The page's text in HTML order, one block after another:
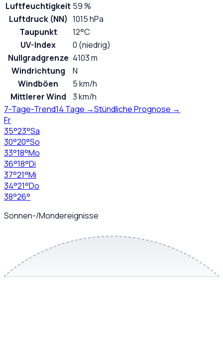
Luftfeuchtigkeit 59 %
Luftdruck (NN) 1015 hPa
Taupunkt
12°C
UV-Index
0 (niedrig)
Nullgradgrenze 4103 m
Windrichtung
N
Windböen
5 km/h
Mittlerer Wind
3 km/h
7-Tage-Trend14 Tage →Stündliche Prognose →
Fr
35°23°Sa
30°20°So
33°18°Mo
36°18°Di
37°21°Mi
34°21°Do
38°26°
Sonnen-/Mondereignisse